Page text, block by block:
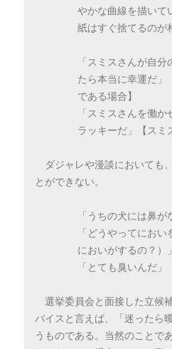
やかな曲線を描いて
紙はすぐ捨てるのが
「スミスさんが自
たら本当に幸運だ」
である場合】
「スミスさんを働
ラッキーだ」【スミ
ダジャレや漫談においても
とができない。
「うちの犬には鼻が
「どうやってにお
においがするの？）」
「とても臭いんだ」
選挙委員会と面接した立候
バイスと言えば、「迷ったら
うものである。当然のことで